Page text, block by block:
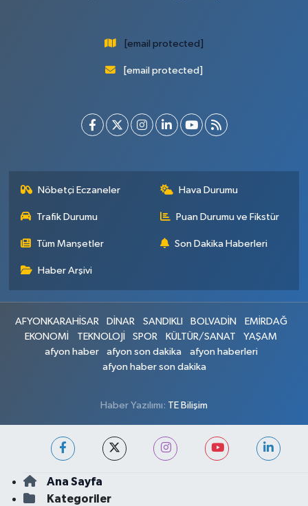
[email protected]
[email protected]
Nöbetçi Eczaneler Hava Durumu
Trafik Durumu Puan Durumu ve Fikstür
Tüm Manşetler Son Dakika Haberleri
Haber Arşivi
AFYONKARAHİSAR DİNAR SANDIKLI BOLVADİN
EMİRDAĞ
EKONOMİ
TEKNOLOJİ SPOR KÜLTÜR/SANAT
YAŞAM
afyon haber
afyon son dakika
afyon haberleri
afyon haber son dakika
Haber Yazılımı: TE Bilişim
Ana Sayfa
Kategoriler